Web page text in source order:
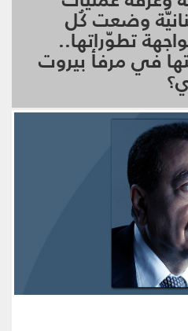
وضعت كُل
تطوّراتها..
في مرفأ بيروت